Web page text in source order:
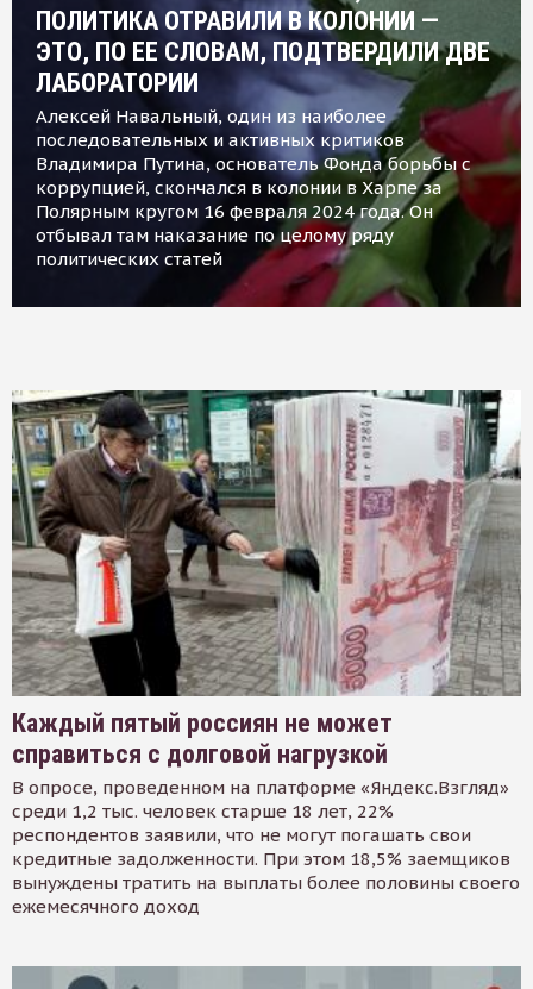
ПОЛИТИКА ОТРАВИЛИ В КОЛОНИИ —
ЭТО, ПО ЕЕ СЛОВАМ, ПОДТВЕРДИЛИ ДВЕ
ЛАБОРАТОРИИ
Алексей Навальный, один из наиболее
последовательных и активных критиков
Владимира Путина, основатель Фонда борьбы с
коррупцией, скончался в колонии в Харпе за
Полярным кругом 16 февраля 2024 года. Он
отбывал там наказание по целому ряду
политических статей
Каждый пятый россиян не может
справиться с долговой нагрузкой
В опросе, проведенном на платформе «Яндекс.Взгляд»
среди 1,2 тыс. человек старше 18 лет, 22%
респондентов заявили, что не могут погашать свои
кредитные задолженности. При этом 18,5% заемщиков
вынуждены тратить на выплаты более половины своего
ежемесячного доход